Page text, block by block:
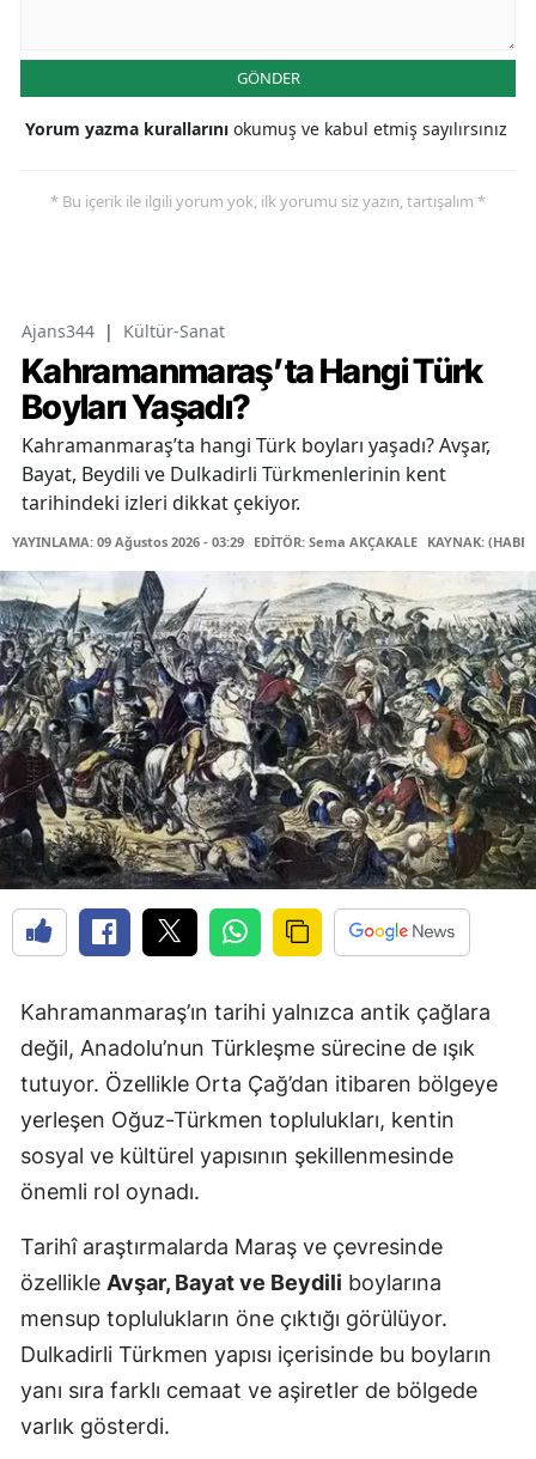
GÖNDER
Yorum yazma kurallarını okumuş ve kabul etmiş sayılırsınız
* Bu içerik ile ilgili yorum yok, ilk yorumu siz yazın, tartışalım *
Ajans344 | Kültür-Sanat
Kahramanmaraş’ta Hangi Türk
Boyları Yaşadı?
Kahramanmaraş’ta hangi Türk boyları yaşadı? Avşar,
Bayat, Beydili ve Dulkadirli Türkmenlerinin kent
tarihindeki izleri dikkat çekiyor.
YAYINLAMA: 09 Ağustos 2026 - 03:29 EDİTÖR: Sema AKÇAKALE KAYNAK:
Kahramanmaraş’ın tarihi yalnızca antik çağlara
değil, Anadolu’nun Türkleşme sürecine de ışık
tutuyor. Özellikle Orta Çağ’dan itibaren bölgeye
yerleşen Oğuz-Türkmen toplulukları, kentin
sosyal ve kültürel yapısının şekillenmesinde
önemli rol oynadı.
Tarihî araştırmalarda Maraş ve çevresinde
özellikle Avşar, Bayat ve Beydili boylarına
mensup toplulukların öne çıktığı görülüyor.
Dulkadirli Türkmen yapısı içerisinde bu boyların
yanı sıra farklı cemaat ve aşiretler de bölgede
varlık gösterdi.